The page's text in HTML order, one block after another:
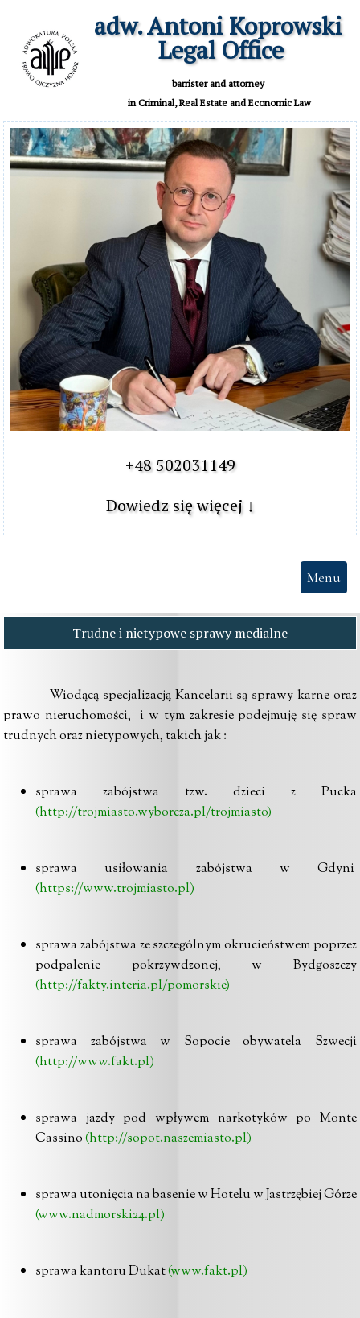
adw. Antoni Koprowski
Legal Office
in Criminal, Real Estate and Economic Law
+48 502031149
Dowiedz się więcej ↓
Menu
Trudne i nietypowe sprawy medialne
Wiodącą specjalizacją Kancelarii są sprawy karne oraz
prawo nieruchomości, i w tym zakresie podejmuję się spraw
trudnych oraz nietypowych, takich jak :
sprawa zabójstwa tzw. dzieci z Pucka
(http://trojmiasto.wyborcza.pl/trojmiasto)
sprawa usiłowania zabójstwa w Gdyni
(https://www.trojmiasto.pl)
sprawa zabójstwa ze szczególnym okrucieństwem poprzez
podpalenie pokrzywdzonej, w Bydgoszczy
(http://fakty.interia.pl/pomorskie)
sprawa zabójstwa w Sopocie obywatela Szwecji
(http://www.fakt.pl)
sprawa jazdy pod wpływem narkotyków po Monte
Cassino(http://sopot.naszemiasto.pl)
sprawa utonięcia na basenie w Hotelu w Jastrzębiej Górze
(www.nadmorski24.pl)
sprawa kantoru Dukat(www.fakt.pl)